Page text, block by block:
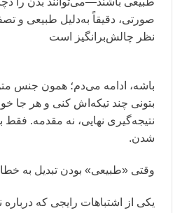
صورتی، دقیقاً به‌دلیل طبیعی و
نظر چالش‌برانگیز است
باشه، ادامه می‌دم؛ همون جنس
بتونی چند تیکه‌اش کنی و هر جا
نتیجه‌گیری نهایی، نه مقدمه. فقط
شدن.
وقتی «طبیعی» بودن تبدیل به
یکی از اشتباهات رایجی که